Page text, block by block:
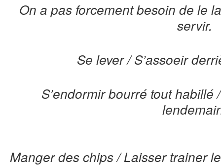
On a pas forcement besoin de le
servir.
Se lever / S’assoeir
S’endormir bourré tout
Manger des chips / Laisser trainer